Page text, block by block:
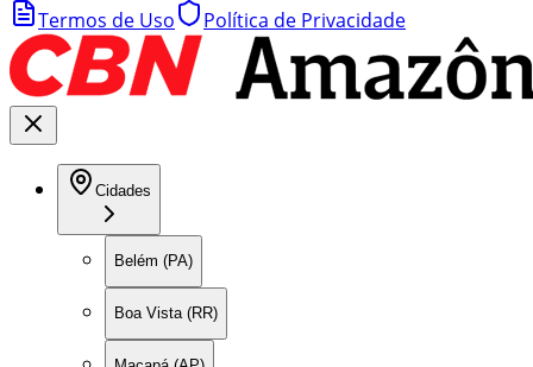
Termos de Uso
Política de Privacidade
Cidades
Belém (PA)
Boa Vista (RR)